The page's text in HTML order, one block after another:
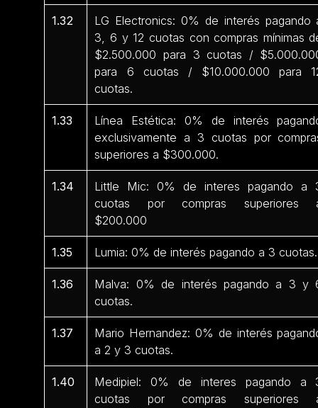
1.32
LG Electronics: 0% de interés pagando
3, 6 y 12 cuotas con compras mínimas
$2.500.000 para 3 cuotas /
para 6 cuotas / $10.000.000 para
cuotas.
1.33
Línea Estética: 0% de interés
exclusivamente a 3 cuotas por
superiores a $300.000.
1.34
Little Mic: 0% de interes pagando a
cuotas por compras superiores
$200.000
1.35 Lumia: 0% de interés pagando a 3 cuotas.
1.36
Malva: 0% de interés pagando a 3 y
cuotas.
1.37
Mario Hernandez: 0% de interés
a 2 y 3 cuotas.
1.40
Medipiel: 0% de interes pagando a
cuotas por compras superiores